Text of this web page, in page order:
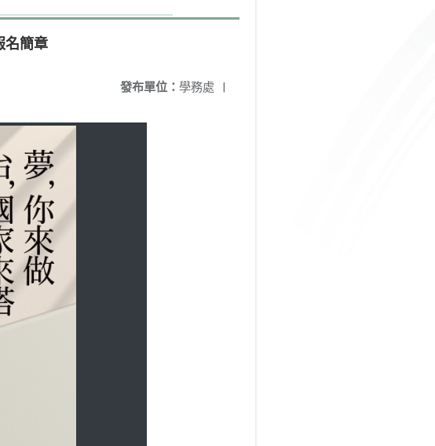
名簡章
發布單位： 學務處 |